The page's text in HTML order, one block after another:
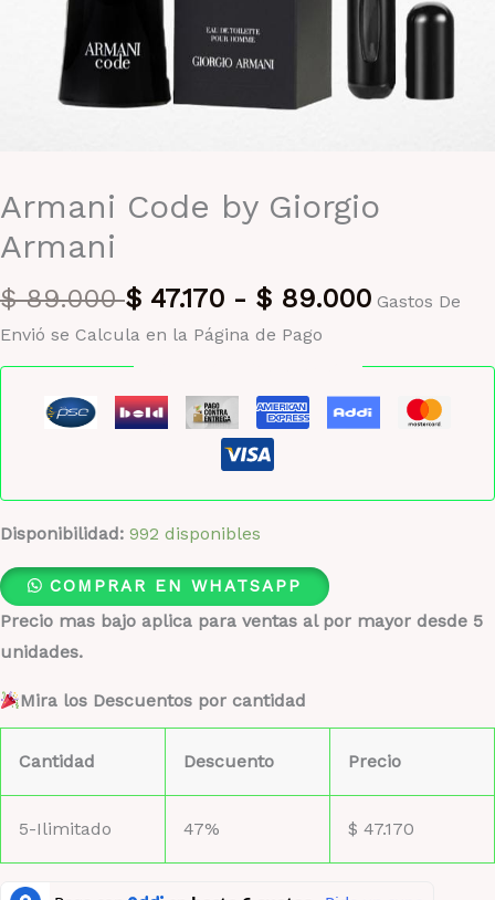
Armani Code by Giorgio
Armani
$89.000 $ 47.170 - $ 89.000 Gastos De
Envió se Calcula en la Página de Pago
Disponibilidad: 992 disponibles
COMPRAR EN WHATSAPP
Precio mas bajo aplica para ventas al por mayor desde 5
unidades.
Mira los Descuentos por cantidad
Cantidad Descuento Precio
5-Ilimitado 47% $ 47.170